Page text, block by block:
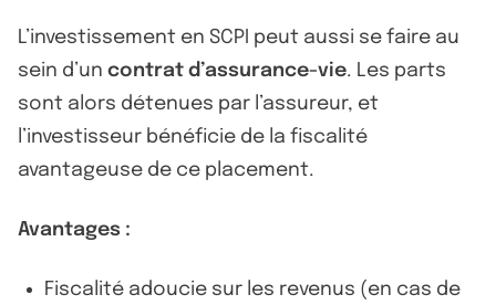
L’investissement en SCPI peut aussi se faire au
sein d’un contrat d’assurance-vie. Les parts
sont alors détenues par l’assureur, et
l’investisseur bénéficie de la fiscalité
avantageuse de ce placement.
Avantages :
Fiscalité adoucie sur les revenus (en cas de